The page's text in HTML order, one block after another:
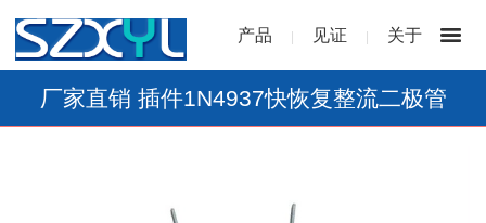
产品 | 见证 | 关于
厂家直销 插件1N4937快恢复整流二极管